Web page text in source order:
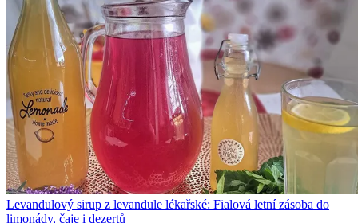
Levandulový sirup z levandule lékařské: Fialová letní zásoba do
limonády, čaje i dezertů